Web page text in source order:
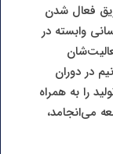
فعال شدن
وابسته در
در دوران
را به همراه
می‌انجامد،